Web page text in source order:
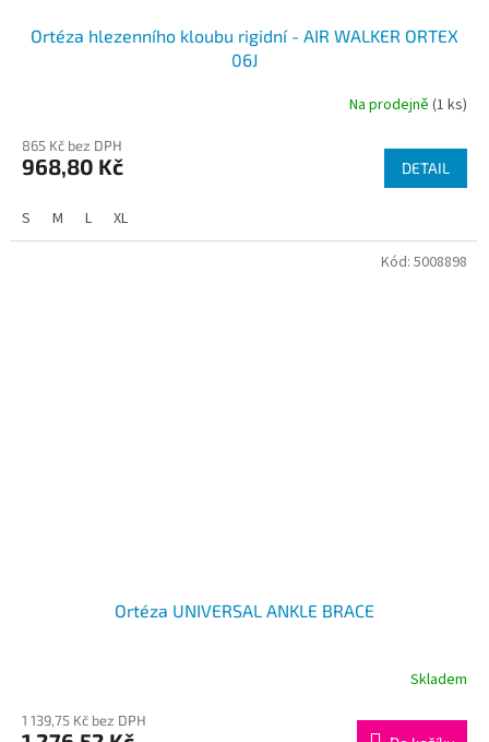
Ortéza hlezenního kloubu rigidní - AIR WALKER ORTEX
06J
Na prodejně (1 ks)
865 Kč bez DPH
968,80 Kč DETAIL
S M L XL
Ortéza UNIVERSAL ANKLE BRACE
Skladem
1 139,75 Kč bez DPH
Kód: 5008898